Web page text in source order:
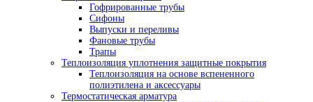
Гофрированные трубы
Сифоны
Выпуски и переливы
Фановые трубы
Трапы
Теплоизоляция уплотнения защитные покрытия
Теплоизоляция на основе вспененного
полиэтилена и аксессуары
Термостатическая арматура